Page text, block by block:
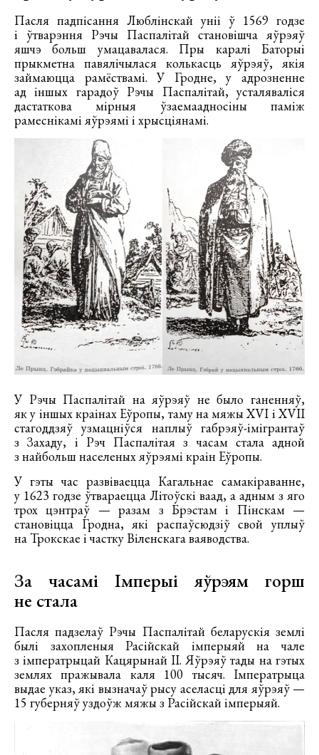
Пасля падпісання Люблінскай уніі ў 1569 годзе
і ўтварэння Рэчы Паспалітай становішча яўрэяў
яшчэ больш умацавалася. Пры каралі Баторыі
прыкметна павялічылася колькасць яўрэяў, якія
займаюцца рамёствамі. У Гродне, у адрозненне
ад іншых гарадоў Рэчы Паспалітай, усталяваліся
дастаткова мірныя ўзаемаадносіны паміж
рамеснікамі яўрэямі і хрысціянамі.
У Рэчы Паспалітай на яўрэяў не было ганенняў,
як у іншых краінах Еўропы, таму на мяжы XVI і XVII
стагоддзяў узмацніўся наплыў габрэяў-імігрантаў
з Захаду, і Рэч Паспалітая з часам стала адной
з найбольш населеных яўрэямі краін Еўропы.
У гэты час развіваецца Кагальнае самакіраванне,
у 1623 годзе ўтвараецца Літоўскі ваад, а адным з яго
трох цэнтраў — разам з Брэстам і Пінскам —
становіцца Гродна, які распаўсюдзіў свой уплыў
на Трокскае і частку Віленскага ваяводства.
За часамі Імперыі яўрэям горш
не стала
Пасля падзелаў Рэчы Паспалітай беларускія землі
былі захопленыя Расійскай імперыяй на чале
з імператрыцай Кацярынай ІІ. Яўрэяў тады на гэтых
землях пражывала каля 100 тысяч. Імператрыца
выдае указ, які вызначаў рысу аселасці для яўрэяў —
15 губерняў уздоўж мяжы з Расійскай імперыяй.